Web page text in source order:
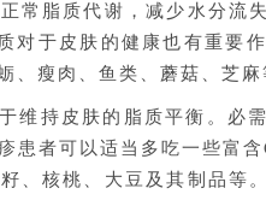
常脂质代谢，减少水分流
对于皮肤的健康也有重要
瘦肉、鱼类、蘑菇、芝麻
维持皮肤的脂质平衡。必
患者可以适当多吃一些富
、核桃、大豆及其制品等